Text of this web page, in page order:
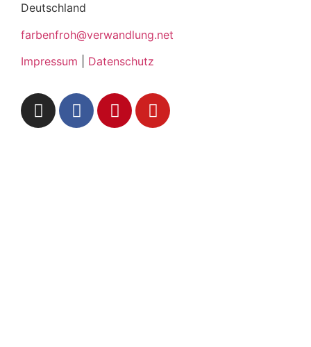
Deutschland
farbenfroh@verwandlung.net
Impressum
Datenschutz